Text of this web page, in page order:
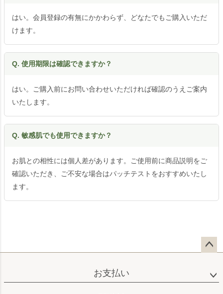
はい。会員登録の有無にかかわらず、どなたでもご購入いただ
けます。
Q. 使用期限は確認できますか？
はい。ご購入前にお問い合わせいただければ確認のうえご案内
いたします。
Q. 敏感肌でも使用できますか？
お肌との相性には個人差があります。ご使用前に商品説明をご
確認いただき、ご不安な場合はパッチテストをおすすめいたし
ます。
ップ
お支払い